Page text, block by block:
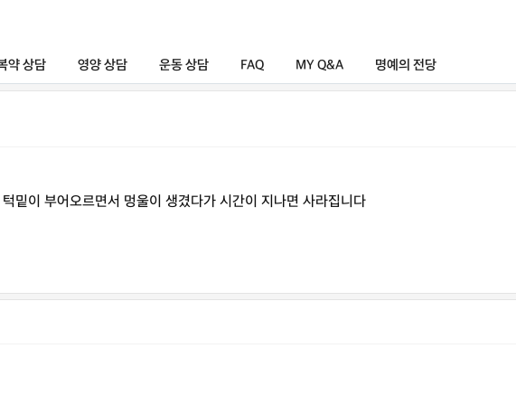
약 상담 영양 상담 운동 상담 FAQ MY Q&A 명예의 전당
밑이 부어오르면서 멍울이 생겼다가 시간이 지나면 사라집니다